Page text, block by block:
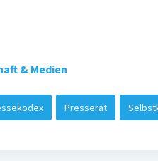
& Medien
Presserat